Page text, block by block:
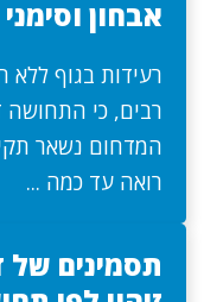
אבחון
רעידות בגוף
רבים, כי התחושה
המדחום נשאר
רואה עד כמה ...
תסמינים